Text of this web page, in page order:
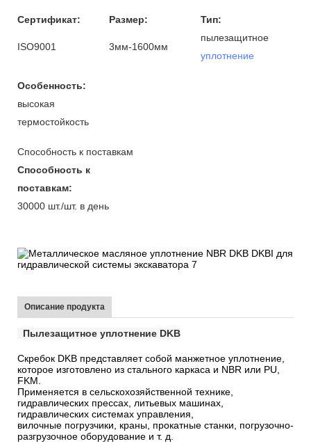
Сертификат:
ISO9001
Размер:
3мм-1600мм
Тип:
пылезащитное
уплотнение
Особенность:
высокая
термостойкость
Способность к поставкам
Способность к
поставкам:
30000 шт./шт. в день
Описание продукта
Пылезащитное уплотнение DKB
Скребок DKB представляет собой манжетное уплотнение,
которое изготовлено из стального каркаса и NBR или PU,
FKM.
Применяется в сельскохозяйственной технике,
гидравлических прессах, литьевых машинах,
гидравлических системах управления,
вилочные погрузчики, краны, прокатные станки, погрузочно-
разгрузочное оборудование и т. д.